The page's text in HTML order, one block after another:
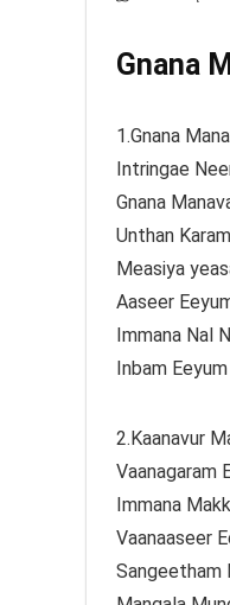
Gnana
1.Gnana
Intringae
Gnana
Unthan
Measiya
Aaseer
Immana Nal
Inbam
2.Kaanavur
Vaanagaram
Immana
Vaanaaseer
Sangeetham